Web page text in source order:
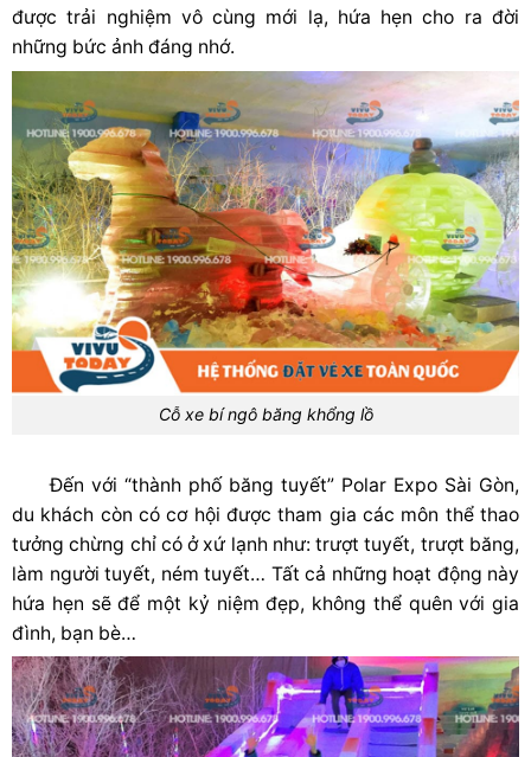
được trải nghiệm vô cùng mới lạ, hứa hẹn cho ra đời
những bức ảnh đáng nhớ.
Cỗ xe bí ngô băng khổng lồ
Đến với “thành phố băng tuyết” Polar Expo Sài Gòn,
du khách còn có cơ hội được tham gia các môn thể thao
tưởng chừng chỉ có ở xứ lạnh như: trượt tuyết, trượt băng,
làm người tuyết, ném tuyết… Tất cả những hoạt động này
hứa hẹn sẽ để một kỷ niệm đẹp, không thể quên với gia
đình, bạn bè…